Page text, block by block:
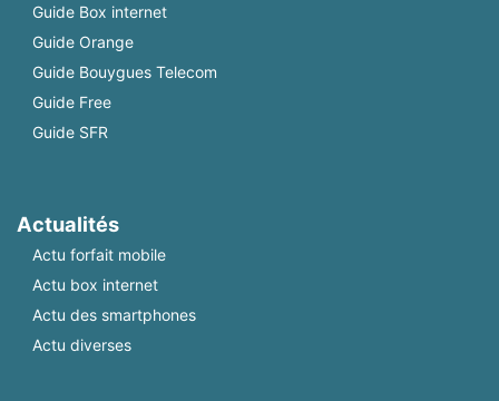
Guide Box internet
Guide Orange
Guide Bouygues Telecom
Guide Free
Guide SFR
Actualités
Actu forfait mobile
Actu box internet
Actu des smartphones
Actu diverses